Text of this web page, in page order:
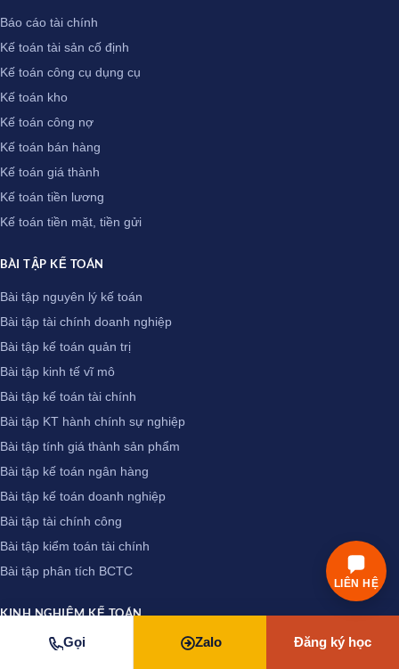
Báo cáo tài chính
Kế toán tài sản cố định
Kế toán công cụ dụng cụ
Kế toán kho
Kế toán công nợ
Kế toán bán hàng
Kế toán giá thành
Kế toán tiền lương
Kế toán tiền mặt, tiền gửi
BÀI TẬP KẾ TOÁN
Bài tập nguyên lý kế toán
Bài tập tài chính doanh nghiệp
Bài tập kế toán quản trị
Bài tập kinh tế vĩ mô
Bài tập kế toán tài chính
Bài tập KT hành chính sự nghiệp
Bài tập tính giá thành sản phẩm
Bài tập kế toán ngân hàng
Bài tập kế toán doanh nghiệp
Bài tập tài chính công
Bài tập kiểm toán tài chính
Bài tập phân tích BCTC
KINH NGHIỆM KẾ TOÁN
Kinh nghiệm làm kế toán thuế
Gọi Zalo Đăng ký học
LIÊN HỆ